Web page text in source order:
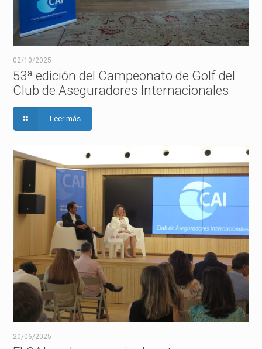
02/10/2025
53ª edición del Campeonato de Golf del
Club de Aseguradores Internacionales
Leer más
20/06/2025